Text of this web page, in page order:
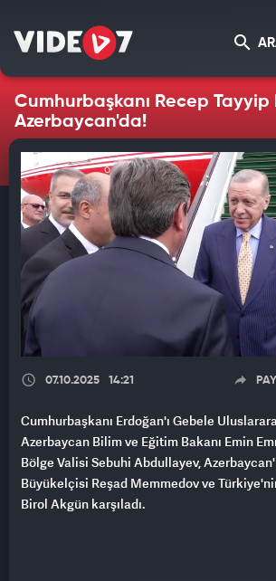
Cumhurbaşkanı Recep Tayyip
Azerbaycan'da!
07.10.2025 14:21
Cumhurbaşkanı Erdoğan'ı Gebele
Azerbaycan Bilim ve Eğitim Bakanı Emin
Bölge Valisi Sebuhi Abdullayev,
Büyükelçisi Reşad Memmedov ve
Birol Akgün karşıladı.